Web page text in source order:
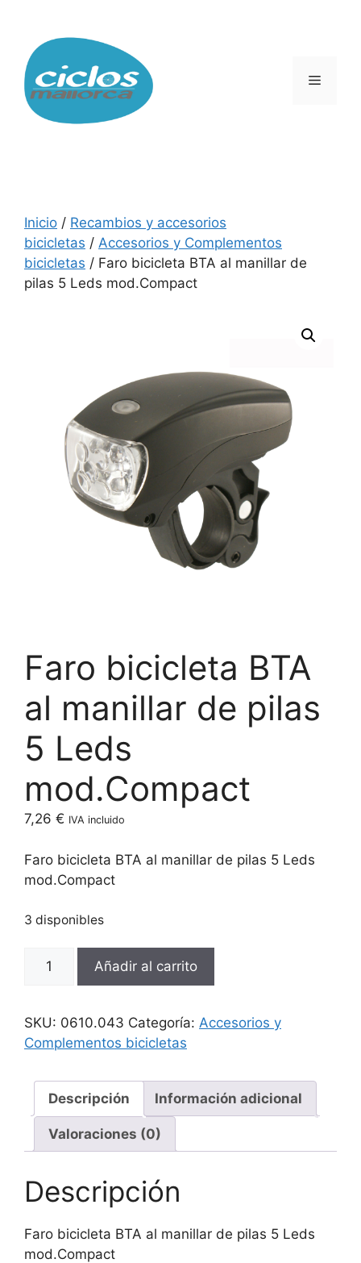
contenido
Menú
Inicio / Recambios y accesorios
bicicletas / Accesorios y Complementos
bicicletas / Faro bicicleta BTA al manillar de
pilas 5 Leds mod.Compact
Faro bicicleta BTA
al manillar de pilas
5 Leds
mod.Compact
7,26 € IVA incluido
Faro bicicleta BTA al manillar de pilas 5 Leds
mod.Compact
3 disponibles
Faro
al
manillar
pilas
Leds
mod.Compact
Añadir al carrito
SKU: 0610.043 Categoría: Accesorios y
Complementos bicicletas
Descripción Información adicional
Valoraciones (0)
Descripción
Faro bicicleta BTA al manillar de pilas 5 Leds
mod.Compact